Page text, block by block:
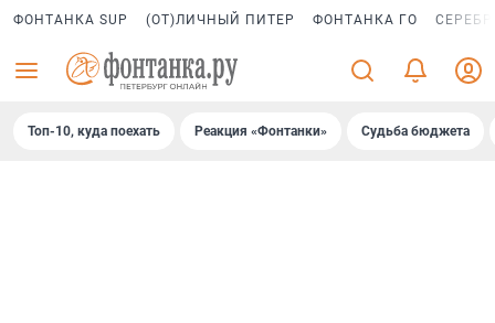
ФОНТАНКА SUP (ОТ)ЛИЧНЫЙ ПИТЕР ФОНТАНКА ГО
Топ-10, куда поехать Реакция «Фонтанки» Судьба бюджета